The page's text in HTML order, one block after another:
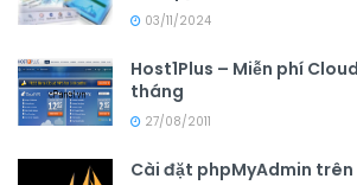
03/11/2024
Host1Plus – Miễn phí
tháng
27/08/2011
Cài đặt phpMyAdmin trên